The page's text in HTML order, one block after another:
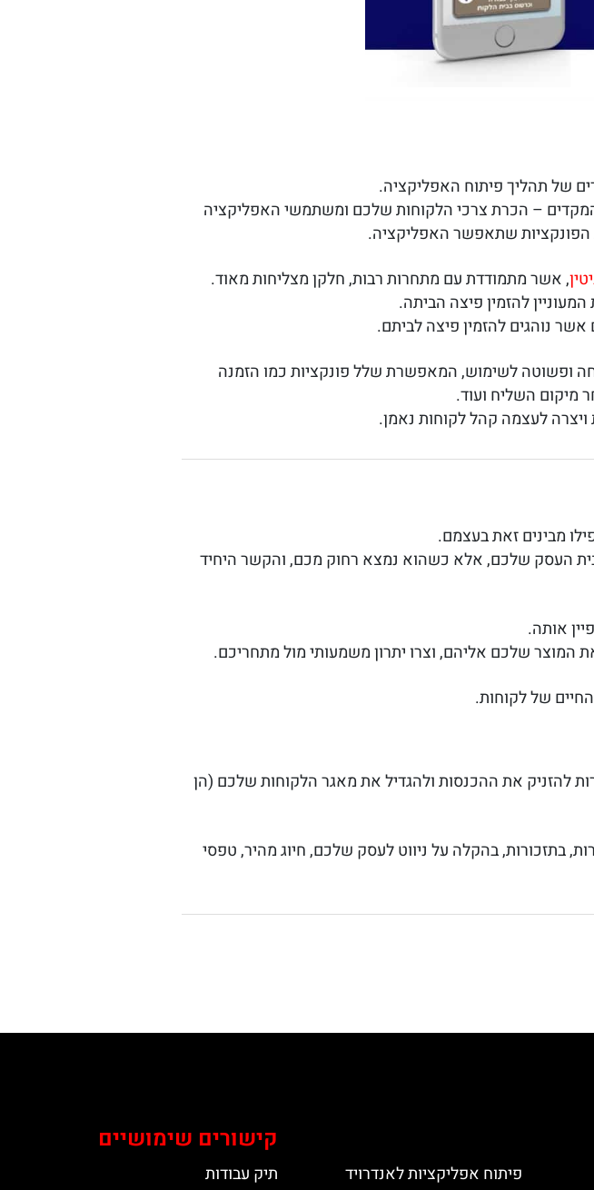
של תהליך פיתוח האפליקציה.
– הכרת צרכי הלקוחות שלכם ומשתמשי האפליקציה
הפונקציות שתאפשר האפליקציה.
, אשר מתמודדת עם מתחרות רבות, חלקן מצליחות מאוד.
להזמין פיצה הביתה.
נוהגים להזמין פיצה לביתם.
ופשוטה לשימוש, המאפשרת שלל פונקציות כמו הזמנה
מיקום השליח ועוד.
לעצמה קהל לקוחות נאמן.
מבינים זאת בעצמם.
העסק שלכם, אלא כשהוא נמצא רחוק מכם, והקשר היחיד
אותה.
שלכם אליהם, וצרו יתרון משמעותי מול מתחריכם.
של לקוחות.
להזניק את ההכנסות ולהגדיל את מאגר הלקוחות שלכם (הן
בתזכורות, בהקלה על ניווט לעסק שלכם, חיוג מהיר, טפסי
פיתוח אפליקציות לאנדרויד
קישורים שימושיים
תיק עבודות